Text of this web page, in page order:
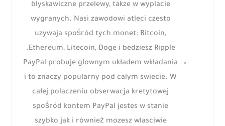
blyskawiczne przelewy, takze w wyplacie
wygranych. Nasi zawodowi atleci czesto
uzywaja spośród tych monet: Bitcoin,
Ethereum, Litecoin, Doge i bedziesz Ripple.
PayPal probuje glownym układem wkładania
i to znaczy popularny pod calym swiecie. W
całej polaczeniu obserwacja kretytowej
spośród kontem PayPal jestes w stanie
szybko jak i również mozesz wlasciwie